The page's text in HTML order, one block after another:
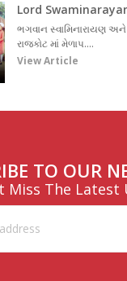
Lord
Governor Sir
ભગવાન સ્વામિનારાયણ
રાજકોટ માં મેળાપ....
View Article
TO OUR
Miss The Latest